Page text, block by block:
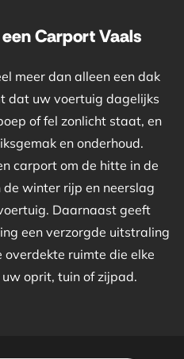
Carport Vaals
meer dan alleen een dak
dat uw voertuig dagelijks
of fel zonlicht staat, en
en onderhoud.
carport om de hitte in de
winter rijp en neerslag
Daarnaast geeft
een verzorgde uitstraling
overdekte ruimte die elke
oprit, tuin of zijpad.